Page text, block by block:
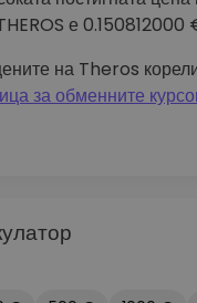
е 0.150812000
на Theros
за обменните